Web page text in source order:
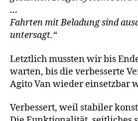
…
Fahrten mit Beladung sind
untersagt.“
Letztlich mussten wir bis
warten, bis die verbesserte
Agito Van wieder einsetzbar
Verbessert, weil stabiler